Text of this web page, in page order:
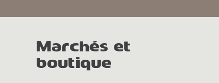
Marchés et
boutique